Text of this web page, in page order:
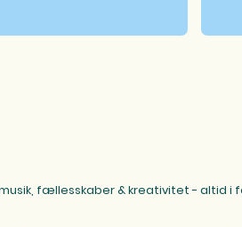
fællesskaber & kreativitet - altid